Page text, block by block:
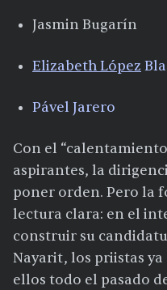
Jasmin Bugarín
Elizabeth López
Pável Jarero
Con el
aspirantes, la
poner orden. Pero la
lectura clara: en el
construir su
Nayarit, los priistas
ellos todo el pasado